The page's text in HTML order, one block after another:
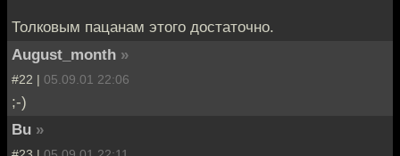
Толковым пацанам этого достаточно.
August_month »
#22 | 05.09.01 22:06
;-)
Bu »